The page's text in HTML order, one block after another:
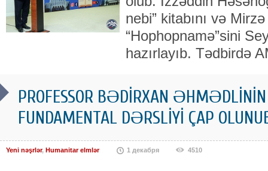
nebi” kitabını və
“Hophopnamə”sini
hazırlayıb. Tədbirdə
PROFESSOR BƏDİRXAN
FUNDAMENTAL DƏRSLİYİ ÇAP
Yeni nəşrlər, Humanitar elmlər 1 декабря 4510